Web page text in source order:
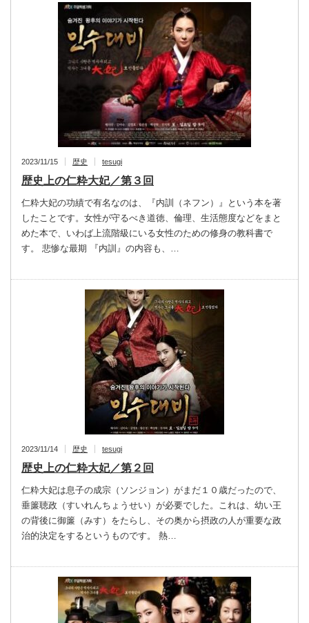
2023/11/15 歴史 tesugi
歴史上の仁粋大妃／第３回
仁粋大妃の功績で有名なのは、『内訓（ネフン）』という本を著
したことです。女性が守るべき道徳、倫理、生活態度などをまと
めた本で、いわば上流階級にいる女性のための修身の教科書で
す。 悲惨な最期 『内訓』の内容も、…
2023/11/14 歴史 tesugi
歴史上の仁粋大妃／第２回
仁粋大妃は息子の成宗（ソンジョン）がまだ１０歳だったので、
垂簾聴政（すいれんちょうせい）が必要でした。これは、幼い王
の背後に御簾（みす）をたらし、その奥から摂政の人が重要な政
治的決定をするというものです。 熱…